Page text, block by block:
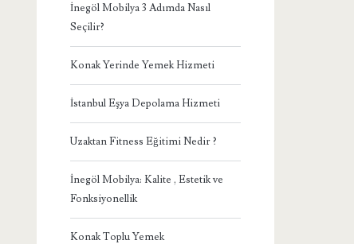
İnegöl Mobilya 3 Adımda Nasıl
Seçilir?
Konak Yerinde Yemek Hizmeti
İstanbul Eşya Depolama Hizmeti
Uzaktan Fitness Eğitimi Nedir ?
İnegöl Mobilya: Kalite , Estetik ve
Fonksiyonellik
Konak Toplu Yemek